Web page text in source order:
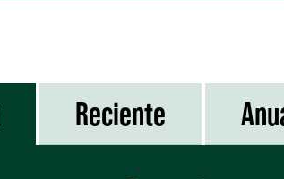
Reciente